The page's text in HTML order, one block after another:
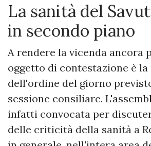
​La sanità del
in secondo piano
​A rendere la vicenda ancora
oggetto di contestazione è la
dell'ordine del giorno
sessione consiliare.
infatti convocata per
delle criticità della sanità a